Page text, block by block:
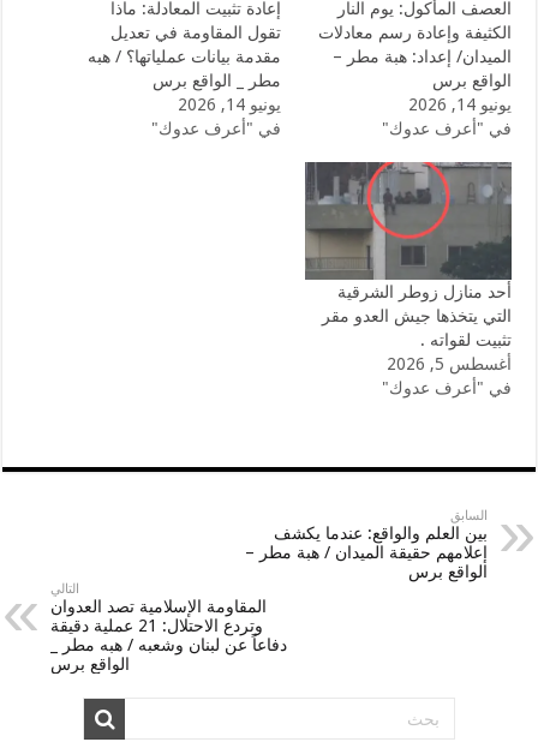
العصف المأكول: يوم النار
الكثيفة وإعادة رسم معادلات
الميدان/ إعداد: هبة مطر –
الواقع برس
يونيو 14, 2026
في "أعرف عدوك"
إعادة تثبيت المعادلة: ماذا
تقول المقاومة في تعديل
مقدمة بيانات عملياتها؟ / هبه
مطر _ الواقع برس
يونيو 14, 2026
في "أعرف عدوك"
أحد منازل زوطر الشرقية
التي يتخذها جيش العدو مقر
تثبيت لقواته .
أغسطس 5, 2026
في "أعرف عدوك"
السابق
بين العلم والواقع: عندما يكشف
إعلامهم حقيقة الميدان / هبة مطر –
الواقع برس
التالي
المقاومة الإسلامية تصد العدوان
وتردع الاحتلال: 21 عملية دقيقة
دفاعاً عن لبنان وشعبه / هبه مطر _
الواقع برس